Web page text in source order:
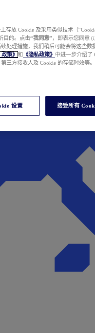
存放 Cookie 及采用类似技术（
目的。点击“我同意” ，即表示您同意
处理措施，我们稍后可能会将这些
政策》 和 《隐私政策》 中进一步介绍了
三方接收人及 Cookie 的存储时效等
设置 接受所有